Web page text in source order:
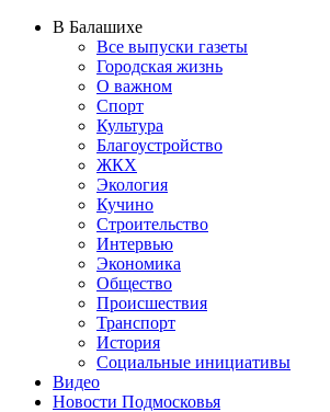
В Балашихе
Все выпуски газеты
Городская жизнь
О важном
Спорт
Культура
Благоустройство
ЖКХ
Экология
Кучино
Строительство
Интервью
Экономика
Общество
Происшествия
Транспорт
История
Социальные инициативы
Видео
Новости Подмосковья